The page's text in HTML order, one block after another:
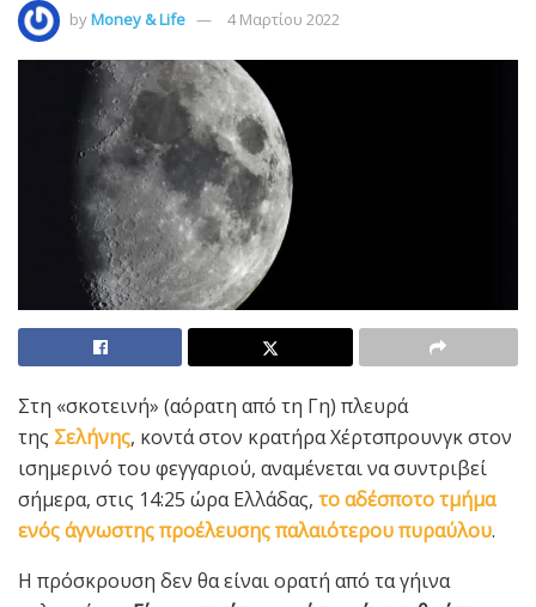
byMoney & Life 4 Μαρτίου 2022
Στη «σκοτεινή» (αόρατη από τη Γη) πλευρά
της Σελήνης, κοντά στον κρατήρα Χέρτσπρουνγκ στον
ισημερινό του φεγγαριού, αναμένεται να συντριβεί
σήμερα, στις 14:25 ώρα Ελλάδας, το αδέσποτο τμήμα
ενός άγνωστης προέλευσης παλαιότερου πυραύλου.
Η πρόσκρουση δεν θα είναι ορατή από τα γήινα